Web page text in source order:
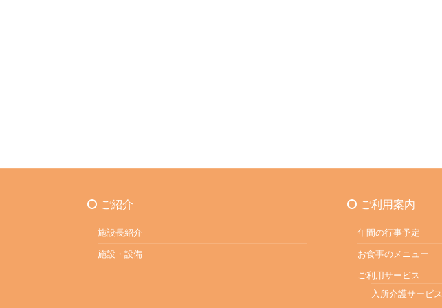
ご紹介
施設長紹介
施設・設備
ご利用案内
年間の行事予定
お食事のメニュー
ご利用サービス
入所介護サービス